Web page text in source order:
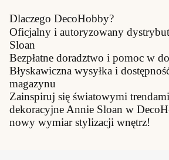
Dlaczego DecoHobby?
Oficjalny i autoryzowany
Sloan
Bezpłatne doradztwo i pomoc w
Błyskawiczna wysyłka i
magazynu
Zainspiruj się światowymi
dekoracyjne Annie Sloan w
nowy wymiar stylizacji wnętrz!